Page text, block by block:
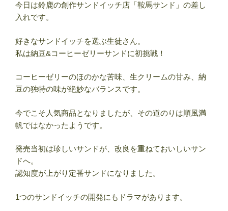
今日は鈴鹿の創作サンドイッチ店「鞍馬サンド」の差し
入れです。
好きなサンドイッチを選ぶ生徒さん。
私は納豆&コーヒーゼリーサンドに初挑戦！
コーヒーゼリーのほのかな苦味、生クリームの甘み、納
豆の独特の味が絶妙なバランスです。
今でこそ人気商品となりましたが、その道のりは順風満
帆ではなかったようです。
発売当初は珍しいサンドが、改良を重ねておいしいサン
ドへ。
認知度が上がり定番サンドになりました。
1つのサンドイッチの開発にもドラマがあります。